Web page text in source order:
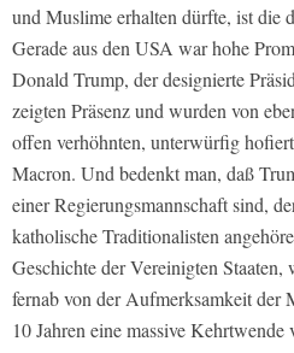
und Muslime erhalten dürfte, ist die
Gerade aus den USA war hohe
Donald Trump, der designierte
zeigten Präsenz und wurden von
offen verhöhnten, unterwürfig
Macron. Und bedenkt man, daß
einer Regierungsmannschaft sind,
katholische Traditionalisten
Geschichte der Vereinigten
fernab von der Aufmerksamkeit der
10 Jahren eine massive